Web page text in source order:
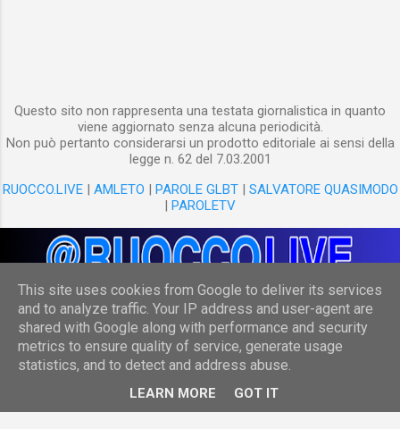
Questo sito non rappresenta una testata giornalistica in quanto
viene aggiornato senza alcuna periodicità.
Non può pertanto considerarsi un prodotto editoriale ai sensi della
legge n. 62 del 7.03.2001
RUOCCO.LIVE| AMLETO | PAROLE GLBT| SALVATORE QUASIMODO
| PAROLETV
Powered by Blogger
(c) Danilo Ruocco
This site uses cookies from Google to deliver its services
and to analyze traffic. Your IP address and user-agent are
shared with Google along with performance and security
metrics to ensure quality of service, generate usage
statistics, and to detect and address abuse.
LEARN MORE GOT IT